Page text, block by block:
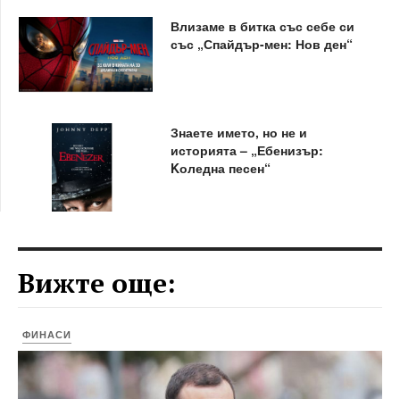
Влизаме в битка със себе си
със „Спайдър-мен: Нов ден“
Знаете името, но не и
историята – „Ебенизър:
Kоледна песен“
Вижте още:
ФИНАСИ